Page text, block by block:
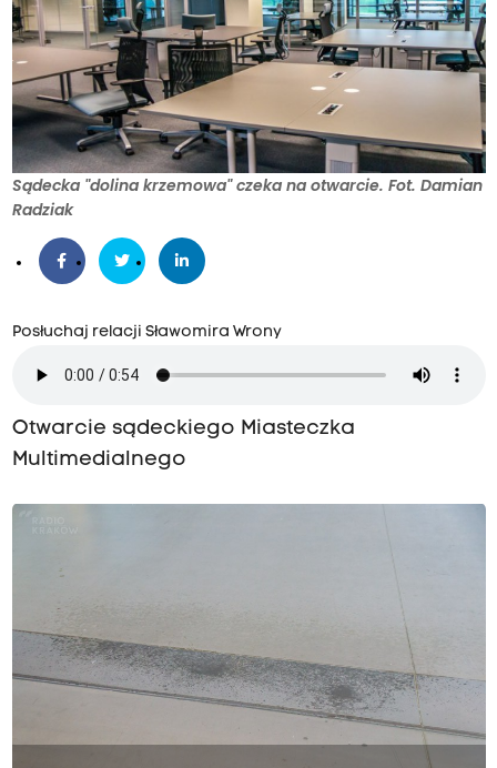
Sądecka "dolina krzemowa" czeka na otwarcie. Fot. Damian
Radziak
Posłuchaj relacji Sławomira Wrony
Otwarcie sądeckiego Miasteczka
Multimedialnego